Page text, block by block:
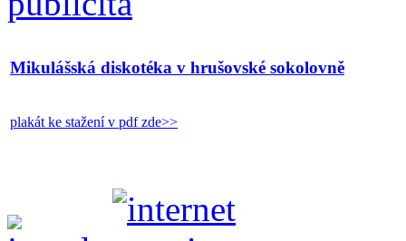
Mikulášská diskotéka v hrušovské sokolovně
plakát ke stažení v pdf zde>>